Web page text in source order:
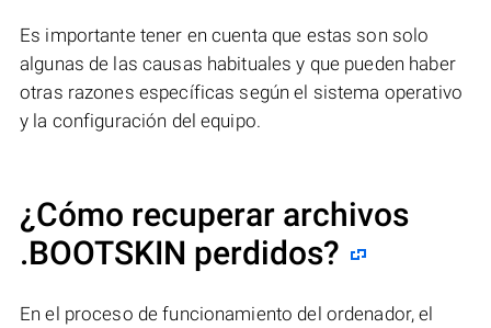
Es importante tener en cuenta que estas son solo
algunas de las causas habituales y que pueden haber
otras razones específicas según el sistema operativo
y la configuración del equipo.
¿Cómo recuperar archivos
.BOOTSKIN perdidos?
En el proceso de funcionamiento del ordenador, el